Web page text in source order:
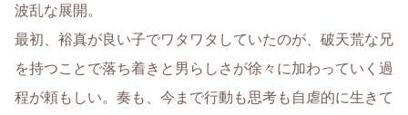
波乱な展開。
最初、裕真が良い子でワタワタしていたのが、破天荒な兄
を持つことで落ち着きと男らしさが徐々に加わっていく過
程が頼もしい。奏も、今まで行動も思考も自虐的に生きて